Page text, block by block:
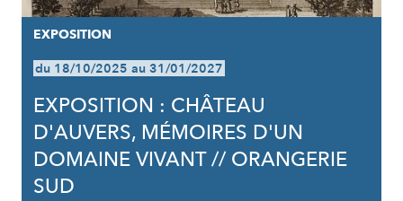
EXPOSITION
du 18/10/2025 au 31/01/2027
EXPOSITION : CHÂTEAU
D'AUVERS, MÉMOIRES D'UN
DOMAINE VIVANT // ORANGERIE
SUD